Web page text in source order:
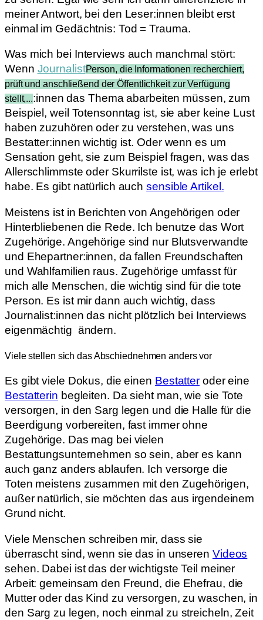
meiner Antwort, bei den Leser:innen bleibt erst
einmal im Gedächtnis: Tod = Trauma.
Was mich bei Interviews auch manchmal stört:
Wenn JournalistPerson, die Informationen recherchiert,
prüft und anschließend der Öffentlichkeit zur Verfügung
stellt,...:innen das Thema abarbeiten müssen, zum
Beispiel, weil Totensonntag ist, sie aber keine Lust
haben zuzuhören oder zu verstehen, was uns
Bestatter:innen wichtig ist. Oder wenn es um
Sensation geht, sie zum Beispiel fragen, was das
Allerschlimmste oder Skurrilste ist, was ich je erlebt
habe. Es gibt natürlich auchsensible Artikel.
Meistens ist in Berichten von Angehörigen oder
Hinterbliebenen die Rede. Ich benutze das Wort
Zugehörige. Angehörige sind nur Blutsverwandte
und Ehepartner:innen, da fallen Freundschaften
und Wahlfamilien raus. Zugehörige umfasst für
mich alle Menschen, die wichtig sind für die tote
Person. Es ist mir dann auch wichtig, dass
Journalist:innen das nicht plötzlich bei Interviews
eigenmächtig ändern.
Viele stellen sich das Abschiednehmen anders vor
Es gibt viele Dokus, die einen Bestatter oder eine
Bestatterin begleiten. Da sieht man, wie sie Tote
versorgen, in den Sarg legen und die Halle für die
Beerdigung vorbereiten, fast immer ohne
Zugehörige. Das mag bei vielen
Bestattungsunternehmen so sein, aber es kann
auch ganz anders ablaufen. Ich versorge die
Toten meistens zusammen mit den Zugehörigen,
außer natürlich, sie möchten das aus irgendeinem
Grund nicht.
Viele Menschen schreiben mir, dass sie
überrascht sind, wenn sie das in unseren Videos
sehen. Dabei ist das der wichtigste Teil meiner
Arbeit: gemeinsam den Freund, die Ehefrau, die
Mutter oder das Kind zu versorgen, zu waschen, in
den Sarg zu legen, noch einmal zu streicheln, Zeit